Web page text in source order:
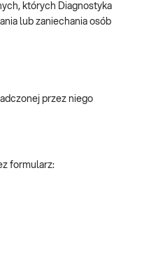
których Diagnostyka
lub zaniechania osób
przez niego
formularz: